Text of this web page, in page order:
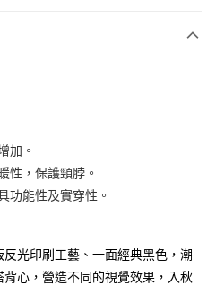
加。
性，保護頸脖。
功能性及實穿性。
光印刷工藝、一面經典黑色，潮
心，營造不同的視覺效果，入秋